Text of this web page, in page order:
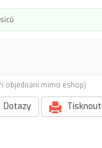
objednání mimo eshop)
Dotazy Tisknout